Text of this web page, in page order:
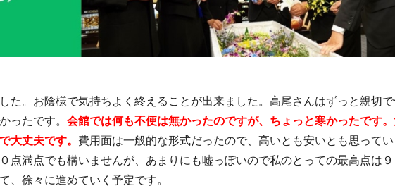
た。お陰様で気持ちよく終えることが出来ました。高尾さんはずっと親切
ったです。 会館では何も不便は無かったのですが、ちょっと寒かったです
大丈夫です。 費用面は一般的な形式だったので、高いとも安いとも思ってい
点満点でも構いませんが、あまりにも嘘っぽいので私のとっての最高点は９
、徐々に進めていく予定です。